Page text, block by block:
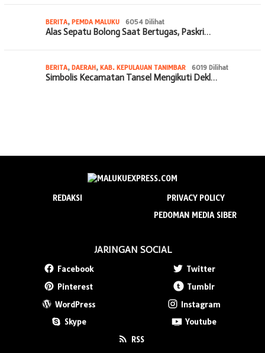
BERITA, PEMDA MALUKU 6054 Dilihat
Alas Sepatu Bolong Saat Bertugas, Paskri…
BERITA, DAERAH, KAB. KEPULAUAN TANIMBAR 6019 Dilihat
Simbolis Kecamatan Tansel Mengikuti Dekl…
REDAKSI
PRIVACY POLICY
PEDOMAN MEDIA SIBER
JARINGAN SOCIAL
Facebook
Twitter
Pinterest
Tumblr
WordPress
Instagram
Skype
Youtube
RSS